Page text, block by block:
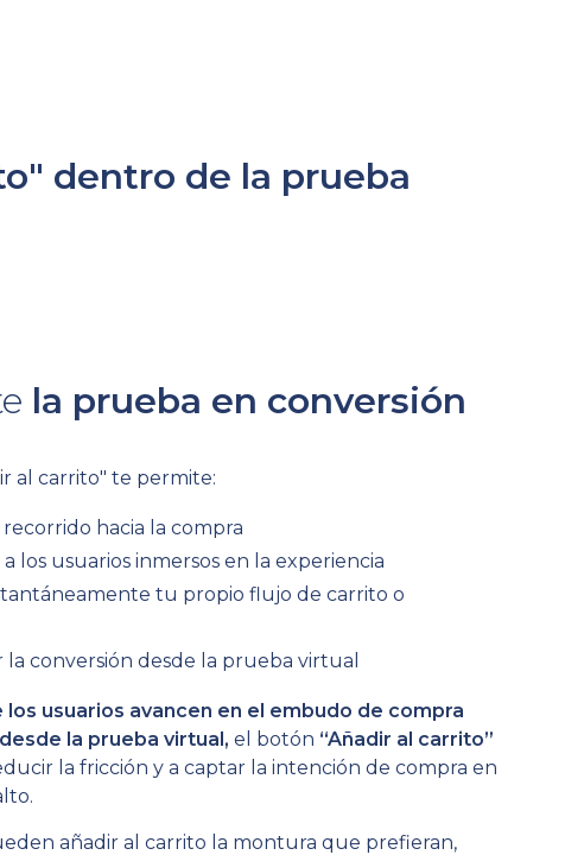
dentro de la prueba
la prueba en conversión
al carrito" te permite:
hacia la compra
los usuarios inmersos en la experiencia
tu propio flujo de carrito o
conversión desde la prueba virtual
usuarios avancen en el embudo de compra
la prueba virtual, el botón “Añadir al carrito”
la fricción y a captar la intención de compra en
añadir al carrito la montura que prefieran,